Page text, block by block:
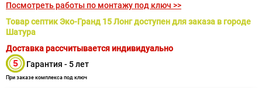
Посмотреть работы по монтажу под ключ >>
Товар септик Эко-Гранд 15 Лонг доступен для заказа в городе
Шатура
Доставка рассчитывается индивидуально
Гарантия - 5 лет
При заказе комплекса под ключ